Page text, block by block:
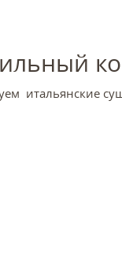
итальянские